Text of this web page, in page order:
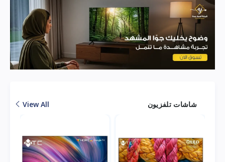
شاشات تلفزيون View All